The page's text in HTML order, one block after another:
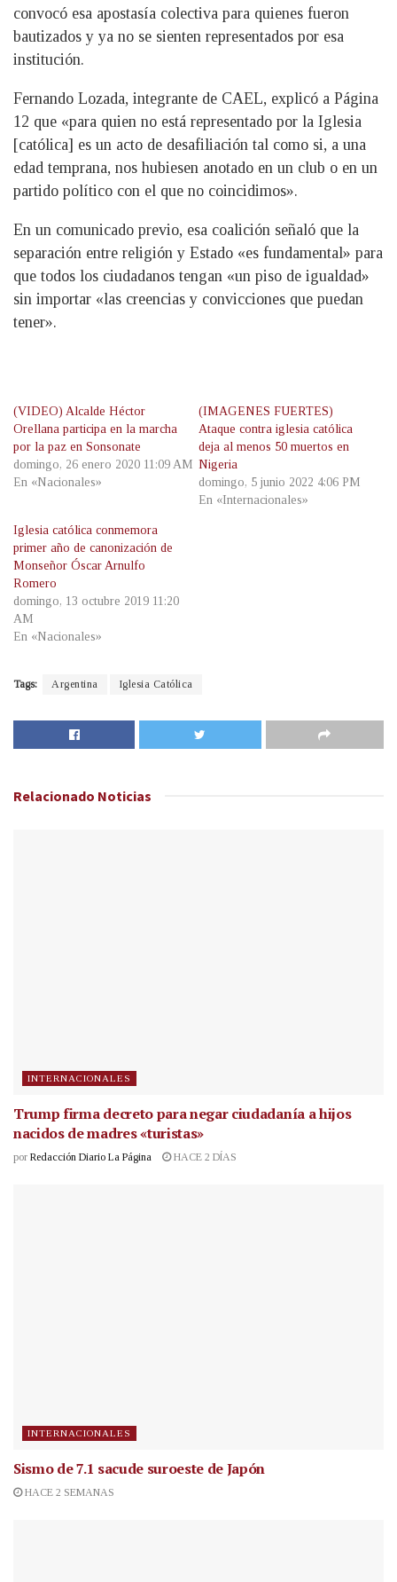
convocó esa apostasía colectiva para quienes fueron
bautizados y ya no se sienten representados por esa
institución.
Fernando Lozada, integrante de CAEL, explicó a Página
12 que «para quien no está representado por la Iglesia
[católica] es un acto de desafiliación tal como si, a una
edad temprana, nos hubiesen anotado en un club o en un
partido político con el que no coincidimos».
En un comunicado previo, esa coalición señaló que la
separación entre religión y Estado «es fundamental» para
que todos los ciudadanos tengan «un piso de igualdad»
sin importar «las creencias y convicciones que puedan
tener».
(VIDEO) Alcalde Héctor
Orellana participa en la marcha
por la paz en Sonsonate
domingo, 26 enero 2020 11:09 AM
En «Nacionales»
(IMAGENES FUERTES)
Ataque contra iglesia católica
deja al menos 50 muertos en
Nigeria
domingo, 5 junio 2022 4:06 PM
En «Internacionales»
Iglesia católica conmemora
primer año de canonización de
Monseñor Óscar Arnulfo
Romero
domingo, 13 octubre 2019 11:20
AM
En «Nacionales»
Tags: Argentina Iglesia Católica
Relacionado Noticias
INTERNACIONALES
Trump firma decreto para negar ciudadanía a hijos
nacidos de madres «turistas»
por Redacción Diario La Página HACE 2 DÍAS
INTERNACIONALES
Sismo de 7.1 sacude suroeste de Japón
HACE 2 SEMANAS